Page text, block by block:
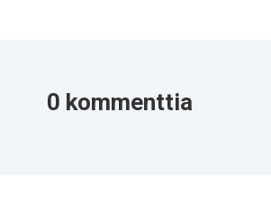
0 kommenttia